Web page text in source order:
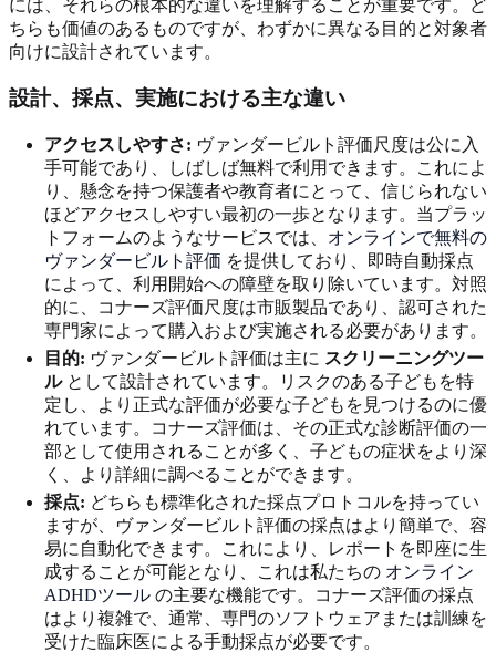
には、それらの根本的な違いを理解することが重要です。ど
ちらも価値のあるものですが、わずかに異なる目的と対象者
向けに設計されています。
設計、採点、実施における主な違い
アクセスしやすさ: ヴァンダービルト評価尺度は公に入
手可能であり、しばしば無料で利用できます。これによ
り、懸念を持つ保護者や教育者にとって、信じられない
ほどアクセスしやすい最初の一歩となります。当プラッ
トフォームのようなサービスでは、 オンラインで無料の
ヴァンダービルト評価 を提供しており、即時自動採点
によって、利用開始への障壁を取り除いています。対照
的に、コナーズ評価尺度は市販製品であり、認可された
専門家によって購入および実施される必要があります。
目的: ヴァンダービルト評価は主に スクリーニングツー
ルとして設計されています。リスクのある子どもを特
定し、より正式な評価が必要な子どもを見つけるのに優
れています。コナーズ評価は、その正式な診断評価の一
部として使用されることが多く、子どもの症状をより深
く、より詳細に調べることができます。
採点: どちらも標準化された採点プロトコルを持ってい
ますが、ヴァンダービルト評価の採点はより簡単で、容
易に自動化できます。これにより、レポートを即座に生
成することが可能となり、これは私たちの オンライン
ADHDツール の主要な機能です。コナーズ評価の採点
はより複雑で、通常、専門のソフトウェアまたは訓練を
受けた臨床医による手動採点が必要です。